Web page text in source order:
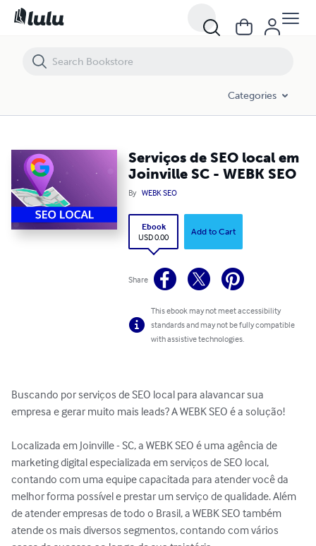
Categories
Serviços de SEO local em
Joinville SC - WEBK SEO
By WEBK SEO
Ebook
USD 0.00
Add to Cart
Share
This ebook may not meet accessibility
standards and may not be fully compatible
with assistive technologies.
Buscando por serviços de SEO local para alavancar sua
empresa e gerar muito mais leads? A WEBK SEO é a solução!
Localizada em Joinville - SC, a WEBK SEO é uma agência de
marketing digital especializada em serviços de SEO local,
contando com uma equipe capacitada para atender você da
melhor forma possível e prestar um serviço de qualidade. Além
de atender empresas de todo o Brasil, a WEBK SEO também
atende os mais diversos segmentos, contando com vários
Serviços de SEO local em Joinville SC - WEBK SEO